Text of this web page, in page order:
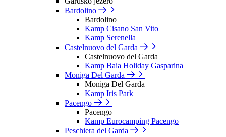
Bardolino
Bardolino
Kamp Cisano San Vito
Kamp Serenella
Castelnuovo del Garda
Castelnuovo del Garda
Kamp Baia Holiday Gasparina
Moniga Del Garda
Moniga Del Garda
Kamp Iris Park
Pacengo
Pacengo
Kamp Eurocamping Pacengo
Peschiera del Garda